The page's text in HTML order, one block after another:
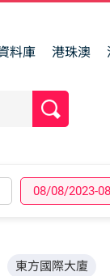
料庫 港珠澳
08/08/2023-
東方國際大廈